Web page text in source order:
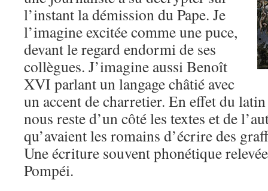
l’instant la démission du Pape. Je
l’imagine excitée comme une puce,
devant le regard endormi de ses
collègues. J’imagine aussi Benoît
XVI parlant un langage châtié avec
un accent de charretier. En effet du
nous reste d’un côté les textes et de
qu’avaient les romains d’écrire des
Une écriture souvent phonétique
Pompéi.